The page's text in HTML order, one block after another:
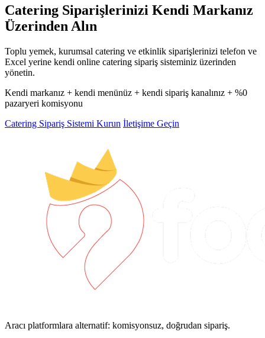
Catering Siparişlerinizi Kendi Markanız
Üzerinden Alın
Toplu yemek, kurumsal catering ve etkinlik siparişlerinizi telefon ve
Excel yerine kendi online catering sipariş sisteminiz üzerinden
yönetin.
Kendi markanız + kendi menünüz + kendi sipariş kanalınız + %0
pazaryeri komisyonu
Catering Sipariş Sistemi Kurun İletişime Geçin
Aracı platformlara alternatif: komisyonsuz, doğrudan sipariş.